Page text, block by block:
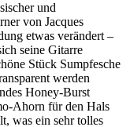
und
von Jacques
etwas verändert –
seine Gitarre
Stück Sumpfesche
werden
Honey-Burst
Ahorn für den Hals
was ein sehr tolles